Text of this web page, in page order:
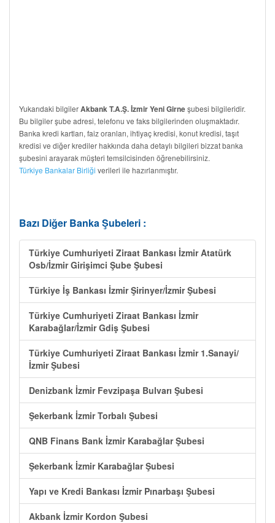
Yukarıdaki bilgilerAkbank T.A.Ş. İzmir Yeni Girneşubesi bilgileridir.
Bu bilgiler şube adresi, telefonu ve faks bilgilerinden oluşmaktadır.
Banka kredi kartları, faiz oranları, ihtiyaç kredisi, konut kredisi, taşıt
kredisi ve diğer krediler hakkında daha detaylı bilgileri bizzat banka
şubesini arayarak müşteri temsilcisinden öğrenebilirsiniz.
Türkiye Bankalar Birliği verileri ile hazırlanmıştır.
Bazı Diğer Banka Şubeleri :
Türkiye Cumhuriyeti Ziraat Bankası İzmir Atatürk
Osb/İzmir Girişimci Şube Şubesi
Türkiye İş Bankası İzmir Şirinyer/İzmir Şubesi
Türkiye Cumhuriyeti Ziraat Bankası İzmir
Karabağlar/İzmir Gdiş Şubesi
Türkiye Cumhuriyeti Ziraat Bankası İzmir 1.Sanayi/
İzmir Şubesi
Denizbank İzmir Fevzipaşa Bulvarı Şubesi
Şekerbank İzmir Torbalı Şubesi
QNB Finans Bank İzmir Karabağlar Şubesi
Şekerbank İzmir Karabağlar Şubesi
Yapı ve Kredi Bankası İzmir Pınarbaşı Şubesi
Akbank İzmir Kordon Şubesi